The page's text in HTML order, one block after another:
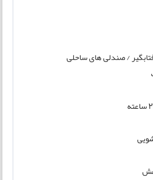
/ صندلی های ساحلی